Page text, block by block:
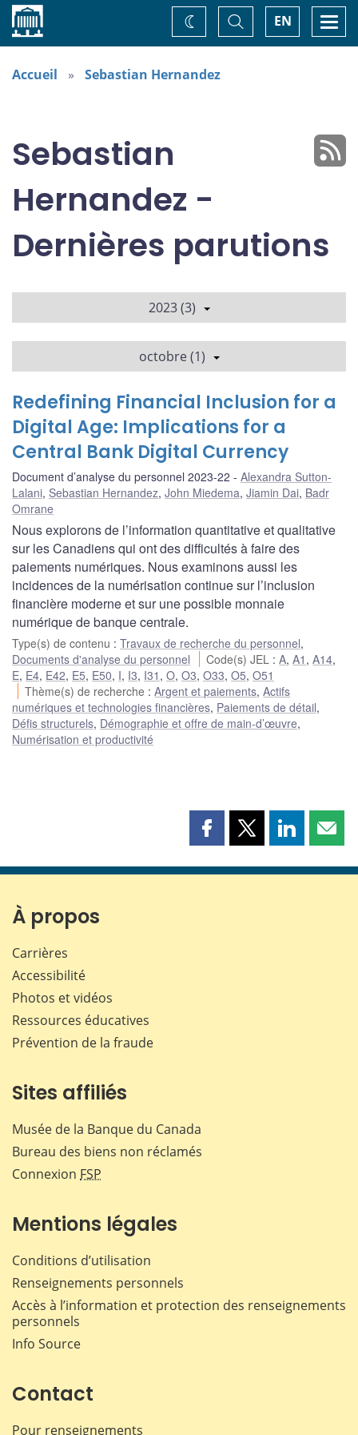
Accueil EN
Basculer
la
recherche
Changez
de
thème
Accueil Sebastian Hernandez
Sebastian
Hernandez -
Dernières parutions
2023 (3)
octobre (1)
Redefining Financial Inclusion for a
Digital Age: Implications for a
Central Bank Digital Currency
Document d’analyse du personnel 2023-22
Alexandra Sutton-
Lalani, Sebastian Hernandez, John Miedema, Jiamin Dai, Badr
Omrane
Nous explorons de l’information quantitative et qualitative
sur les Canadiens qui ont des difficultés à faire des
paiements numériques. Nous examinons aussi les
incidences de la numérisation continue sur l’inclusion
financière moderne et sur une possible monnaie
numérique de banque centrale.
Type(s) de contenu : Travaux de recherche du personnel,
Documents d'analyse du personnel
Code(s) JEL :A,A1 ,A14,
E, E4, E42, E5, E50, I, I3, I31 , O, O3, O33, O5, O51
Thème(s) de recherche :Argent et paiements,Actifs
numériques et technologies financières, Paiements de détail,
Défis structurels, Démographie et offre de main-d’œuvre,
Numérisation et productivité
Partager
page
Partager
page
Partager
page page
À propos
Carrières
Accessibilité
Photos et vidéos
Ressources éducatives
Prévention de la fraude
Sites affiliés
Musée de la Banque du Canada
Bureau des biens non réclamés
Connexion FSP
Mentions légales
Conditions d’utilisation
Renseignements personnels
Accès à l’information et protection des renseignements
personnels
Info Source
Contact
Pour renseignements